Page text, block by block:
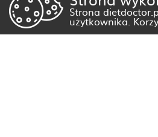
Strona
użytkownika.